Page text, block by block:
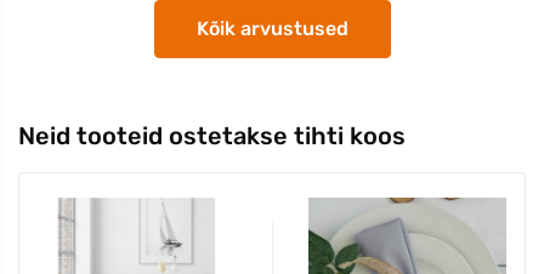
Kõik arvustused
Neid tooteid ostetakse tihti koos